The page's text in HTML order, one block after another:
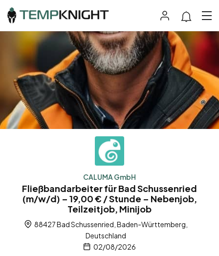
CALUMA GmbH
Fließbandarbeiter für Bad Schussenried
(m/w/d) – 19,00 € / Stunde – Nebenjob,
Teilzeitjob, Minijob
88427 Bad Schussenried, Baden-Württemberg,
Deutschland
02/08/2026